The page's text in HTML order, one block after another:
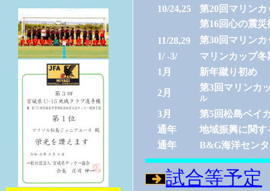
10/24,25
第20回マリン
第16回心の震災
11/28,29
第30回マリン
1/ -3/
マリンカップ冬
1月
新年蹴り初め
2月
第3回マリンカ
ル
3月
第5回松島ベイ
通年
地域振興に関
通年
B&G海洋セン
試合等予定